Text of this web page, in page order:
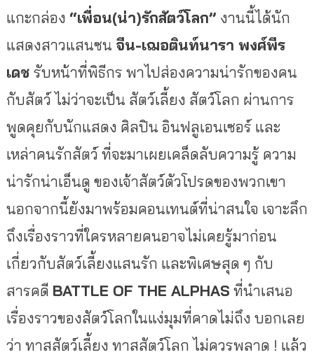
แกะกล่อง “เพื่อน(น่า)รักสัตว์โลก” งานนี้ได้นัก
แสดงสาวแสนซน จีน-เฌอตินท์นารา พงศ์พีร
เดช รับหน้าที่พิธีกร พาไปส่องความน่ารักของคน
กับสัตว์ ไม่ว่าจะเป็น สัตว์เลี้ยง สัตว์โลก ผ่านการ
พูดคุยกับนักแสดง ศิลปิน อินฟลูเอนเซอร์ และ
เหล่าคนรักสัตว์ ที่จะมาเผยเคล็ดลับความรู้ ความ
น่ารักน่าเอ็นดู ของเจ้าสัตว์ตัวโปรดของพวกเขา
นอกจากนี้ยังมาพร้อมคอนเทนต์ที่น่าสนใจ เจาะลึก
ถึงเรื่องราวที่ใครหลายคนอาจไม่เคยรู้มาก่อน
เกี่ยวกับสัตว์เลี้ยงแสนรัก และพิเศษสุด ๆ กับ
สารคดี BATTLE OF THE ALPHAS ที่นำเสนอ
เรื่องราวของสัตว์โลกในแง่มุมที่คาดไม่ถึง บอกเลย
ว่า ทาสสัตว์เลี้ยง ทาสสัตว์โลก ไม่ควรพลาด ! แล้ว